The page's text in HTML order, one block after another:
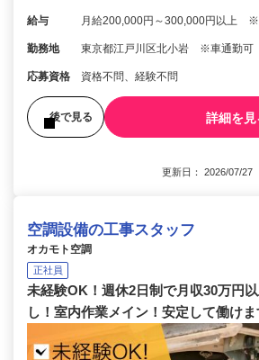
給与 月給200,000円～300,000円以上 ※
勤務地 東京都江戸川区北小岩 ※車通勤可
応募資格 資格不問、経験不問
後で見る 詳細を見
更新日： 2026/07/
空調設備の工事スタッフ
オカモト空調
正社員
未経験OK！週休2日制で月収30万円
し！室内作業メイン！安定して働けま